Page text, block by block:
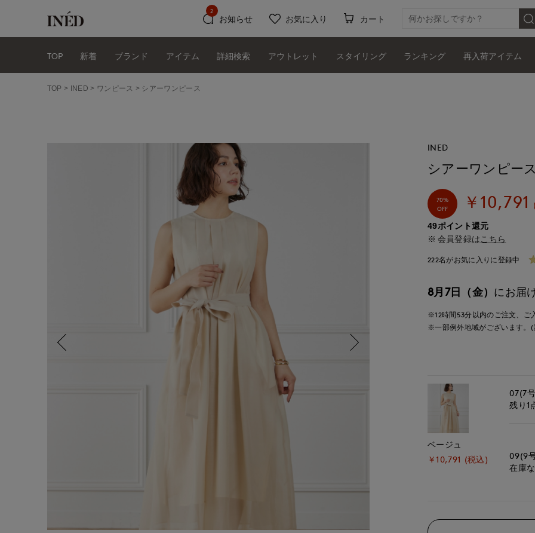
お知らせ
2
お気に入り カート
TOP 新着 ブランド アイテム 詳細検索 アウトレット スタイリング ランキング 再入荷アイテム
TOP INED ワンピース シアーワンピース
INED
シアーワンピース
70%
OFF
￥10,791
49ポイント還元
会員登録は こちら
222名がお気に入りに登録中
8月7日（金） にお届
※12時間 53分以内のご注文、ご
※一部例外地域がございます。(
ベージュ
￥10,791 (税込)
07(7
残り1
09(9
在庫